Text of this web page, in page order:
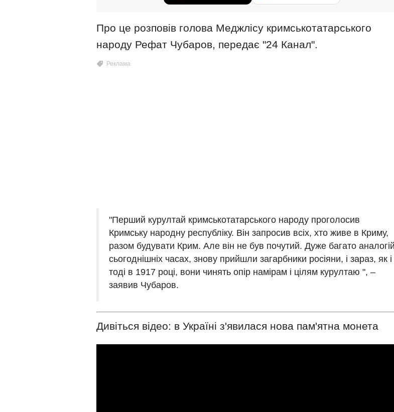
Про це розповів голова Меджлісу кримськотатарського
народу Рефат Чубаров, передає "24 Канал".
"Перший курултай кримськотатарського народу проголосив
Кримську народну республіку. Він запросив всіх, хто живе в Криму,
разом будувати Крим. Але він не був почутий. Дуже багато аналогій
сьогоднішніх часах, знову прийшли загарбники росіяни, і зараз, як і
тоді в 1917 році, вони чинять опір намірам і цілям курултаю ", –
заявив Чубаров.
Дивіться відео: в Україні з'явилася нова пам'ятна монета